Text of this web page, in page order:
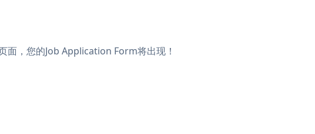
，您的Job Application Form将出现！